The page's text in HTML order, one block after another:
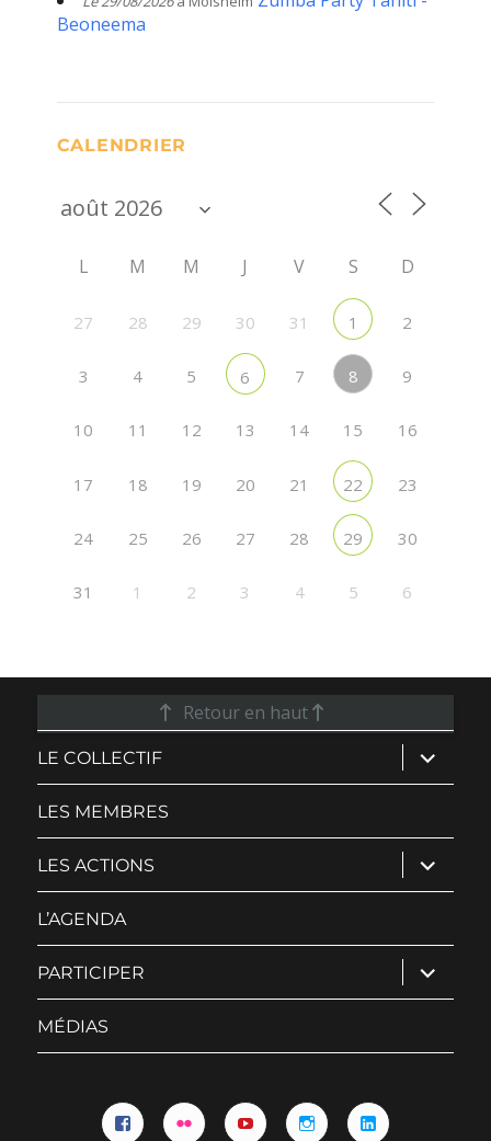
Beoneema
CALENDRIER
L M M J V S D
27 28 29 30 31 1 2
3 4 5 6 7 8 9
10 11 12 13 14 15 16
17 18 19 20 21 22 23
24 25 26 27 28 29 30
31 1 2 3 4 5 6
Retour en haut
LE COLLECTIF ouvrir
le
sous-
LES MEMBRES
LES ACTIONS ouvrir
le
sous-
L’AGENDA
PARTICIPER ouvrir
le
sous-
MÉDIAS